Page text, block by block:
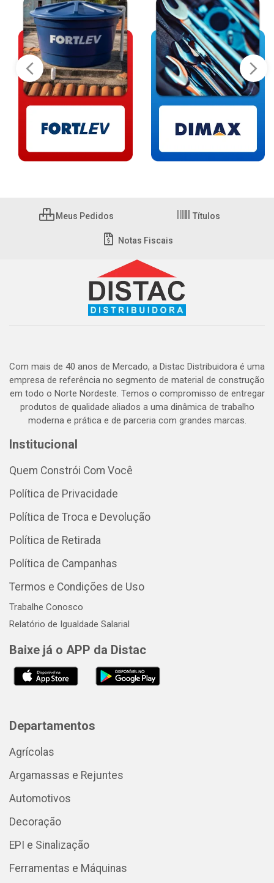
Meus Pedidos Títulos
Notas Fiscais
Com mais de 40 anos de Mercado, a Distac Distribuidora é uma
empresa de referência no segmento de material de construção
em todo o Norte Nordeste. Temos o compromisso de entregar
produtos de qualidade aliados a uma dinâmica de trabalho
moderna e prática e de parceria com grandes marcas.
Institucional
Quem Constrói Com Você
Política de Privacidade
Política de Troca e Devolução
Política de Retirada
Política de Campanhas
Termos e Condições de Uso
Trabalhe Conosco
Relatório de Igualdade Salarial
Baixe já o APP da Distac
Departamentos
Agrícolas
Argamassas e Rejuntes
Automotivos
Decoração
EPI e Sinalização
Ferramentas e Máquinas